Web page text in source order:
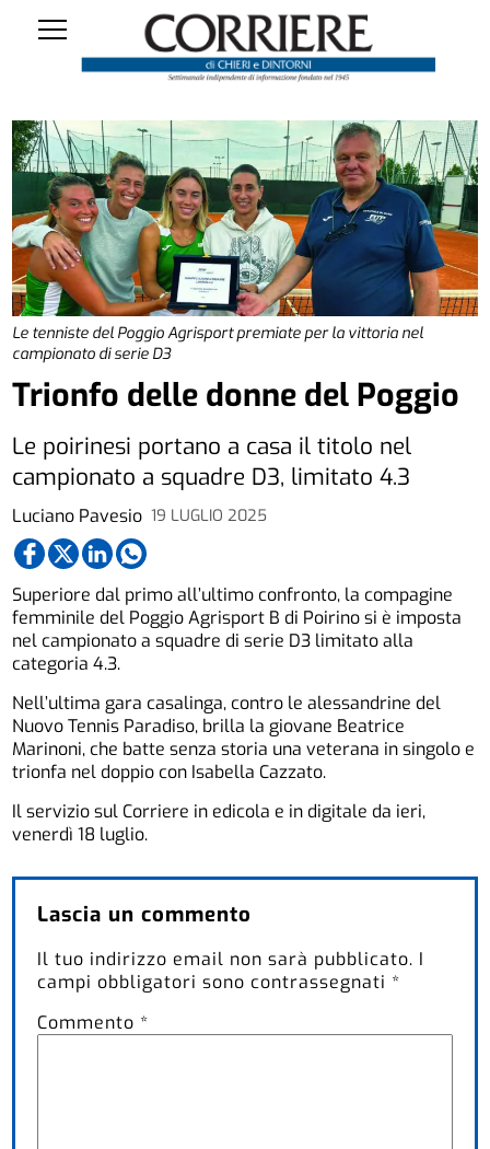
Le tenniste del Poggio Agrisport premiate per la vittoria nel
campionato di serie D3
Luciano Pavesio 19 LUGLIO 2025
Trionfo delle donne del Poggio
Le poirinesi portano a casa il titolo nel
campionato a squadre D3, limitato 4.3
Superiore dal primo all’ultimo confronto, la compagine
femminile del Poggio Agrisport B di Poirino si è imposta
nel campionato a squadre di serie D3 limitato alla
categoria 4.3.
Nell’ultima gara casalinga, contro le alessandrine del
Nuovo Tennis Paradiso, brilla la giovane Beatrice
Marinoni, che batte senza storia una veterana in singolo e
trionfa nel doppio con Isabella Cazzato.
Il servizio sul Corriere in edicola e in digitale da ieri,
venerdì 18 luglio.
Lascia un commento
Il tuo indirizzo email non sarà pubblicato. I
campi obbligatori sono contrassegnati *
Commento *